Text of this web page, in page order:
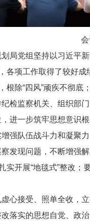
局党组坚持以习近平
各项工作取得了较好
根除“四风”顽疾不彻
检监察机关、组织部门
进一步筑牢思想意识
强队伍战斗力和凝聚
发现问题，不断增强
实开展“地毯式”整改
心接受、照单全收，
落实的思想自觉、政